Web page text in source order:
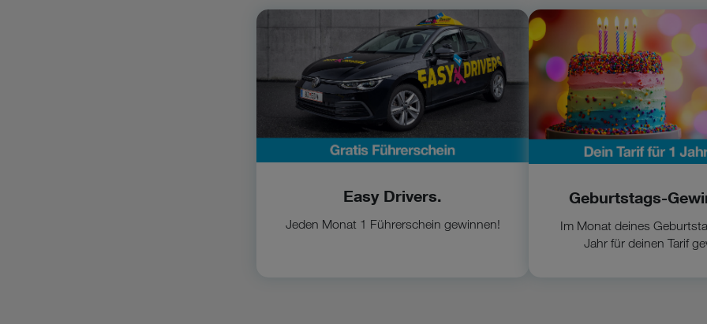
Easy Drivers.
Jeden Monat 1 Führerschein gewinnen!
Geburtstags-
Im Monat deines
Jahr für deinen Tarif
Zum Geburtstags-